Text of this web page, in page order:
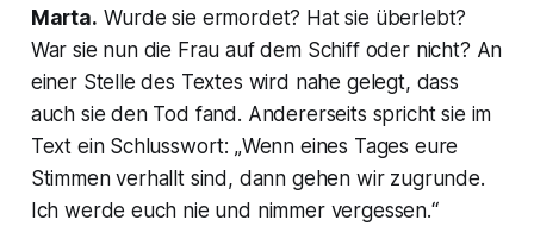
Marta. Wurde sie ermordet? Hat sie überlebt?
War sie nun die Frau auf dem Schiff oder nicht? An
einer Stelle des Textes wird nahe gelegt, dass
auch sie den Tod fand. Andererseits spricht sie im
Text ein Schlusswort: „Wenn eines Tages eure
Stimmen verhallt sind, dann gehen wir zugrunde.
Ich werde euch nie und nimmer vergessen.“